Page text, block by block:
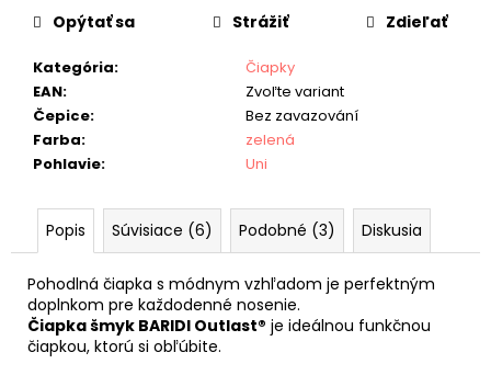
Kategória:
Čiapky
EAN:
Zvoľte variant
Čepice:
Bez zavazování
Farba:
zelená
Pohlavie: Uni
Opýtať sa Strážiť Zdieľať
Popis Súvisiace (6) Podobné (3) Diskusia
Pohodlná čiapka s módnym vzhľadom je perfektným
doplnkom pre každodenné nosenie.
Čiapka šmyk BARIDI Outlast® je ideálnou funkčnou
čiapkou, ktorú si obľúbite.